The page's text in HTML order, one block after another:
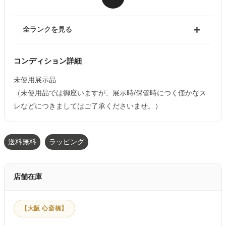
全ランクを見る
コンディション詳細
未使用展示品
（未使用品では御座いますが、展示時/保管時につく僅かなス
レなどにつきましてはご了承くださいませ。）
送料無料 ラッピング
店舗在庫
【大阪 心斎橋】